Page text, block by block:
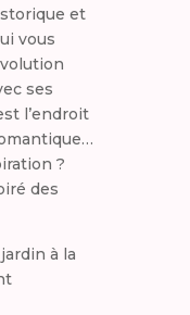
et
vous
ses
l’endroit
?
des
à la